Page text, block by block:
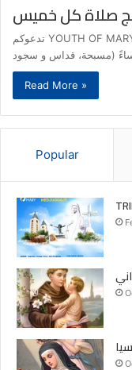
صلاة كل خميس
تدعوكم YOUTH OF MARY للمشاركة ببرنامج صلاة كل خميس في كنيسة
Read More »
Popular